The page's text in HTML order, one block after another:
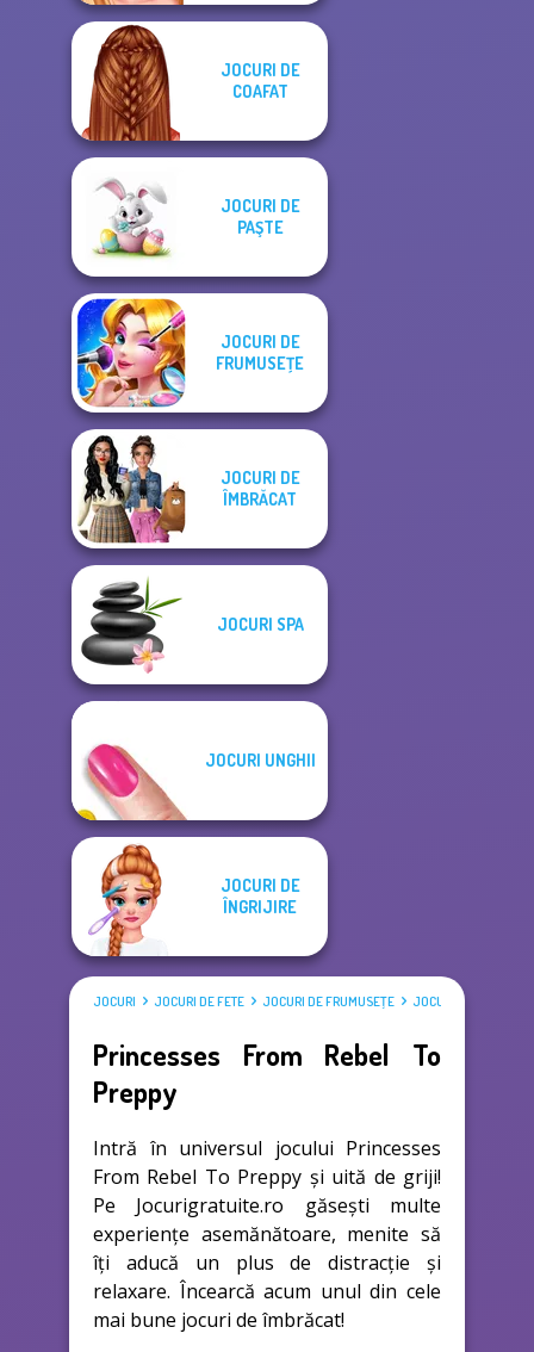
JOCURI DE
COAFAT
JOCURI DE
PAŞTE
JOCURI DE
FRUMUSEŢE
JOCURI DE
ÎMBRĂCAT
JOCURI SPA
JOCURI UNGHII
JOCURI DE
ÎNGRIJIRE
JOCURI JOCURI DE FETE JOCURI DE FRUMUSEŢE JOCURI DE ÎMBRĂCAT
Princesses From Rebel To
Preppy
Intră în universul jocului Princesses
From Rebel To Preppy și uită de griji!
Pe Jocurigratuite.ro găsești multe
experiențe asemănătoare, menite să
îți aducă un plus de distracție și
relaxare. Încearcă acum unul din cele
mai bune jocuri de îmbrăcat!